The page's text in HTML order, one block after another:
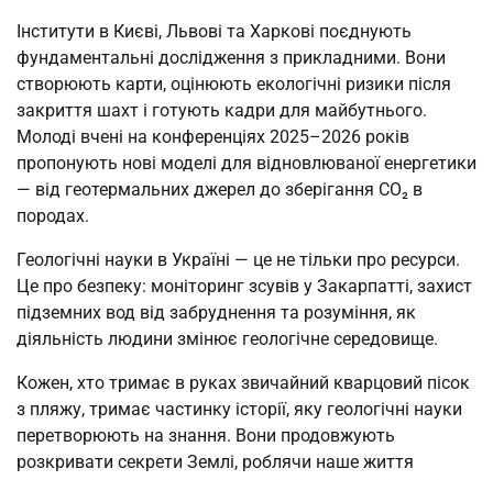
Інститути в Києві, Львові та Харкові поєднують
фундаментальні дослідження з прикладними. Вони
створюють карти, оцінюють екологічні ризики після
закриття шахт і готують кадри для майбутнього.
Молоді вчені на конференціях 2025–2026 років
пропонують нові моделі для відновлюваної енергетики
— від геотермальних джерел до зберігання CO₂ в
породах.
Геологічні науки в Україні — це не тільки про ресурси.
Це про безпеку: моніторинг зсувів у Закарпатті, захист
підземних вод від забруднення та розуміння, як
діяльність людини змінює геологічне середовище.
Кожен, хто тримає в руках звичайний кварцовий пісок
з пляжу, тримає частинку історії, яку геологічні науки
перетворюють на знання. Вони продовжують
розкривати секрети Землі, роблячи наше життя